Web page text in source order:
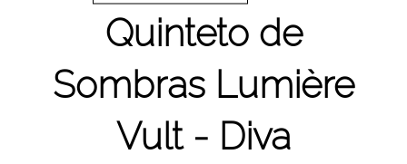
Quinteto de
Sombras Lumière
Vult - Diva